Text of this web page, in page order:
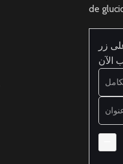
de
زر
الآن